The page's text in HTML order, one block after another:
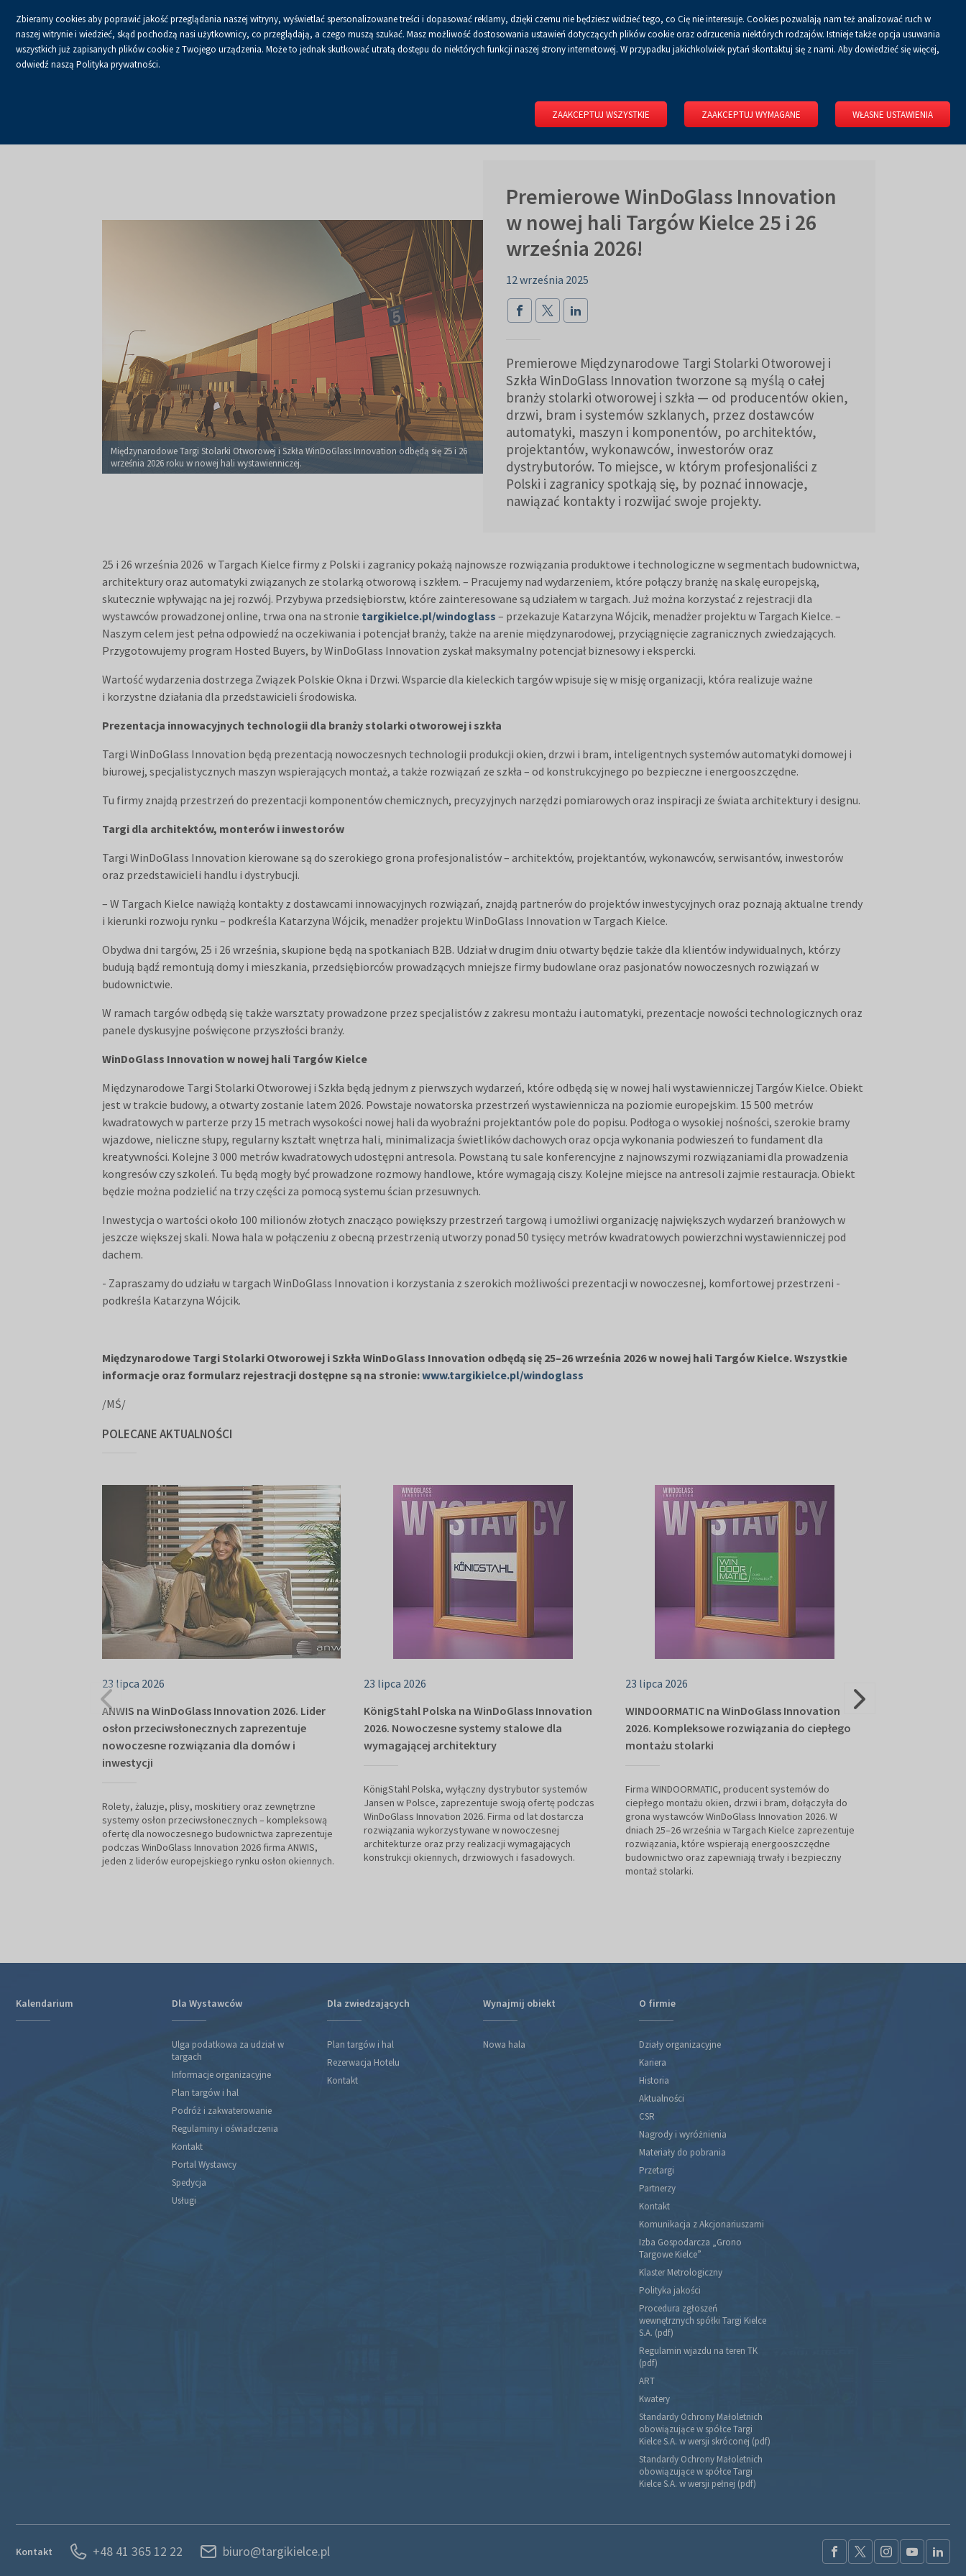
ACzcionka
domyślna
A+ Czcionka
powiększona
A++Czcionka
największa
A
Włącz
tryb
Włącz
wersję
RSS Dla mediów BIP Polityka prywatności ZALOGUJ SIĘ 0.00 zł Koszyk
Międzynarodowe Targi Stolarki Otworowej i Szkła WinDoGlass Innovation odbędą się 25 i 26
września 2026 roku w nowej hali wystawienniczej.
Premierowe WinDoGlass Innovation
w nowej hali Targów Kielce 25 i 26
września 2026!
12 września 2025
Premierowe Międzynarodowe Targi Stolarki Otworowej i
Szkła WinDoGlass Innovation tworzone są myślą o całej
branży stolarki otworowej i szkła — od producentów okien,
drzwi, bram i systemów szklanych, przez dostawców
automatyki, maszyn i komponentów, po architektów,
projektantów, wykonawców, inwestorów oraz
dystrybutorów. To miejsce, w którym profesjonaliści z
Polski i zagranicy spotkają się, by poznać innowacje,
nawiązać kontakty i rozwijać swoje projekty.
25 i 26 września 2026 w Targach Kielce firmy z Polski i zagranicy pokażą najnowsze rozwiązania produktowe i technologiczne w segmentach budownictwa,
architektury oraz automatyki związanych ze stolarką otworową i szkłem. – Pracujemy nad wydarzeniem, które połączy branżę na skalę europejską,
skutecznie wpływając na jej rozwój. Przybywa przedsiębiorstw, które zainteresowane są udziałem w targach. Już można korzystać z rejestracji dla
wystawców prowadzonej online, trwa ona na stronie targikielce.pl/windoglass – przekazuje Katarzyna Wójcik, menadżer projektu w Targach Kielce. –
Naszym celem jest pełna odpowiedź na oczekiwania i potencjał branży, także na arenie międzynarodowej, przyciągnięcie zagranicznych zwiedzających.
Przygotowujemy program Hosted Buyers, by WinDoGlass Innovation zyskał maksymalny potencjał biznesowy i ekspercki.
Wartość wydarzenia dostrzega Związek Polskie Okna i Drzwi. Wsparcie dla kieleckich targów wpisuje się w misję organizacji, która realizuje ważne
i korzystne działania dla przedstawicieli środowiska.
Prezentacja innowacyjnych technologii dla branży stolarki otworowej i szkła
Targi WinDoGlass Innovation będą prezentacją nowoczesnych technologii produkcji okien, drzwi i bram, inteligentnych systemów automatyki domowej i
biurowej, specjalistycznych maszyn wspierających montaż, a także rozwiązań ze szkła – od konstrukcyjnego po bezpieczne i energooszczędne.
Tu firmy znajdą przestrzeń do prezentacji komponentów chemicznych, precyzyjnych narzędzi pomiarowych oraz inspiracji ze świata architektury i designu.
Targi dla architektów, monterów i inwestorów
Targi WinDoGlass Innovation kierowane są do szerokiego grona profesjonalistów – architektów, projektantów, wykonawców, serwisantów, inwestorów
oraz przedstawicieli handlu i dystrybucji.
– W Targach Kielce nawiążą kontakty z dostawcami innowacyjnych rozwiązań, znajdą partnerów do projektów inwestycyjnych oraz poznają aktualne trendy
i kierunki rozwoju rynku – podkreśla Katarzyna Wójcik, menadżer projektu WinDoGlass Innovation w Targach Kielce.
Obydwa dni targów, 25 i 26 września, skupione będą na spotkaniach B2B. Udział w drugim dniu otwarty będzie także dla klientów indywidualnych, którzy
budują bądź remontują domy i mieszkania, przedsiębiorców prowadzących mniejsze firmy budowlane oraz pasjonatów nowoczesnych rozwiązań w
budownictwie.
W ramach targów odbędą się także warsztaty prowadzone przez specjalistów z zakresu montażu i automatyki, prezentacje nowości technologicznych oraz
panele dyskusyjne poświęcone przyszłości branży.
WinDoGlass Innovation w nowej hali Targów Kielce
Międzynarodowe Targi Stolarki Otworowej i Szkła będą jednym z pierwszych wydarzeń, które odbędą się w nowej hali wystawienniczej Targów Kielce. Obiekt
jest w trakcie budowy, a otwarty zostanie latem 2026. Powstaje nowatorska przestrzeń wystawiennicza na poziomie europejskim. 15 500 metrów
kwadratowych w parterze przy 15 metrach wysokości nowej hali da wyobraźni projektantów pole do popisu. Podłoga o wysokiej nośności, szerokie bramy
wjazdowe, nieliczne słupy, regularny kształt wnętrza hali, minimalizacja świetlików dachowych oraz opcja wykonania podwieszeń to fundament dla
kreatywności. Kolejne 3 000 metrów kwadratowych udostępni antresola. Powstaną tu sale konferencyjne z najnowszymi rozwiązaniami dla prowadzenia
kongresów czy szkoleń. Tu będą mogły być prowadzone rozmowy handlowe, które wymagają ciszy. Kolejne miejsce na antresoli zajmie restauracja. Obiekt
będzie można podzielić na trzy części za pomocą systemu ścian przesuwnych.
Inwestycja o wartości około 100 milionów złotych znacząco powiększy przestrzeń targową i umożliwi organizację największych wydarzeń branżowych w
jeszcze większej skali. Nowa hala w połączeniu z obecną przestrzenią utworzy ponad 50 tysięcy metrów kwadratowych powierzchni wystawienniczej pod
dachem.
- Zapraszamy do udziału w targach WinDoGlass Innovation i korzystania z szerokich możliwości prezentacji w nowoczesnej, komfortowej przestrzeni -
podkreśla Katarzyna Wójcik.
Międzynarodowe Targi Stolarki Otworowej i Szkła WinDoGlass Innovation odbędą się 25–26 września 2026 w nowej hali Targów Kielce.Wszystkie
informacje oraz formularz rejestracji dostępne są na stronie:www.targikielce.pl/windoglass
/MŚ/
POLECANE AKTUALNOŚCI
23 lipca 2026
ANWIS na WinDoGlass Innovation 2026. Lider
osłon przeciwsłonecznych zaprezentuje
nowoczesne rozwiązania dla domów i
inwestycji
Rolety, żaluzje, plisy, moskitiery oraz zewnętrzne
systemy osłon przeciwsłonecznych – kompleksową
ofertę dla nowoczesnego budownictwa zaprezentuje
podczas WinDoGlass Innovation 2026 firma ANWIS,
jeden z liderów europejskiego rynku osłon okiennych.
23 lipca 2026
KönigStahl Polska na WinDoGlass Innovation
2026. Nowoczesne systemy stalowe dla
wymagającej architektury
KönigStahl Polska, wyłączny dystrybutor systemów
Jansen w Polsce, zaprezentuje swoją ofertę podczas
WinDoGlass Innovation 2026. Firma od lat dostarcza
rozwiązania wykorzystywane w nowoczesnej
architekturze oraz przy realizacji wymagających
konstrukcji okiennych, drzwiowych i fasadowych.
23 lipca 2026
WINDOORMATIC na WinDoGlass Innovation
2026. Kompleksowe rozwiązania do ciepłego
montażu stolarki
Firma WINDOORMATIC, producent systemów do
ciepłego montażu okien, drzwi i bram, dołączyła do
grona wystawców WinDoGlass Innovation 2026. W
dniach 25–26 września w Targach Kielce zaprezentuje
rozwiązania, które wspierają energooszczędne
budownictwo oraz zapewniają trwały i bezpieczny
montaż stolarki.
Kalendarium Dla Wystawców
Ulga podatkowa za udział w
targach
Informacje organizacyjne
Plan targów i hal
Podróż i zakwaterowanie
Regulaminy i oświadczenia
Kontakt
Portal Wystawcy
Spedycja
Usługi
Dla zwiedzających
Plan targów i hal
Rezerwacja Hotelu
Kontakt
Wynajmij obiekt
Nowa hala
O firmie
Działy organizacyjne
Kariera
Historia
Aktualności
CSR
Nagrody i wyróżnienia
Materiały do pobrania
Przetargi
Partnerzy
Kontakt
Komunikacja z Akcjonariuszami
Izba Gospodarcza „Grono
Targowe Kielce”
Klaster Metrologiczny
Polityka jakości
Procedura zgłoszeń
wewnętrznych spółki Targi Kielce
S.A. (pdf)
Regulamin wjazdu na teren TK
(pdf)
ART
Kwatery
Standardy Ochrony Małoletnich
obowiązujące w spółce Targi
Kielce S.A. w wersji skróconej (pdf)
Standardy Ochrony Małoletnich
obowiązujące w spółce Targi
Kielce S.A. w wersji pełnej (pdf)
Kontakt +48 41 365 12 22 biuro@targikielce.pl
Zbieramy cookies aby poprawić jakość przeglądania naszej witryny, wyświetlać spersonalizowane treści i dopasować reklamy, dzięki czemu nie będziesz widzieć tego, co Cię nie interesuje. Cookies pozwalają nam też analizować ruch w
naszej witrynie i wiedzieć, skąd pochodzą nasi użytkownicy, co przeglądają, a czego muszą szukać. Masz możliwość dostosowania ustawień dotyczących plików cookie oraz odrzucenia niektórych rodzajów. Istnieje także opcja usuwania
wszystkich już zapisanych plików cookie z Twojego urządzenia. Może to jednak skutkować utratą dostępu do niektórych funkcji naszej strony internetowej. W przypadku jakichkolwiek pytań skontaktuj się z nami. Aby dowiedzieć się więcej,
odwiedź naszą Polityka prywatności.
ZAAKCEPTUJ WSZYSTKIE ZAAKCEPTUJ WYMAGANE WŁASNE USTAWIENIA